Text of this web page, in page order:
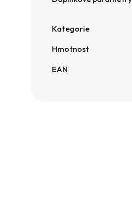
Kategorie
Hmotnost
EAN